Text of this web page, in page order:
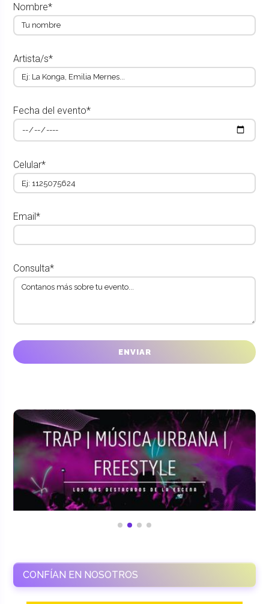
Nombre*
Artista/s*
Fecha del evento*
Celular*
Email*
Consulta*
CONFÍAN EN NOSOTROS